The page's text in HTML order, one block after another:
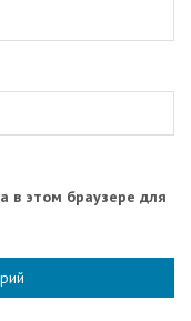
в этом браузере для